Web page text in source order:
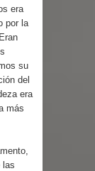
era
por la
su
del
era
más
las